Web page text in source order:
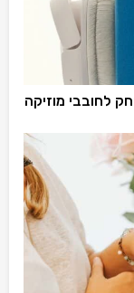
לחובבי מוזיקה